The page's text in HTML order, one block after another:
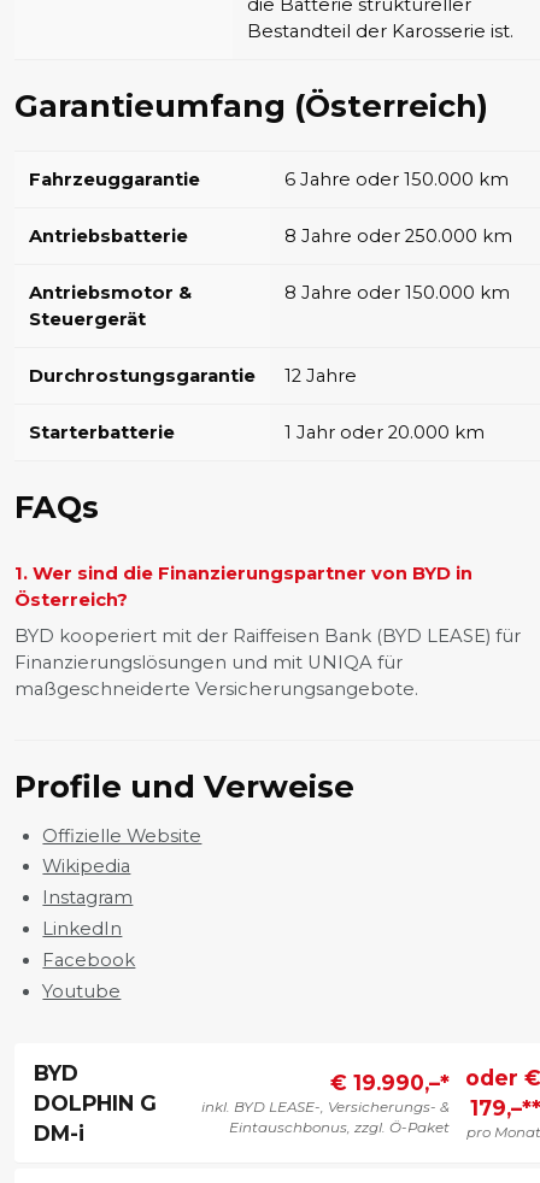
die Batterie struktureller
Bestandteil der Karosserie ist.
Garantieumfang (Österreich)
Fahrzeuggarantie 6 Jahre oder 150.000 km
Antriebsbatterie 8 Jahre oder 250.000 km
Antriebsmotor &
Steuergerät
8 Jahre oder 150.000 km
Durchrostungsgarantie 12 Jahre
Starterbatterie 1 Jahr oder 20.000 km
FAQs
1. Wer sind die Finanzierungspartner von BYD in
Österreich?
BYD kooperiert mit der Raiffeisen Bank (BYD LEASE) für
Finanzierungslösungen und mit UNIQA für
maßgeschneiderte Versicherungsangebote.
Profile und Verweise
Offizielle Website
Wikipedia
Instagram
LinkedIn
Facebook
Youtube
BYD
DOLPHIN G
DM-i
€ 19.990,–*
inkl. BYD LEASE-, Versicherungs- &
Eintauschbonus, zzgl. Ö-Paket
oder €
179,–**
pro Monat